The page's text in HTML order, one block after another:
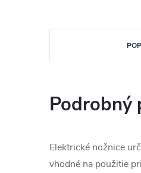
Podrobný
Elektrické nožnice
vhodné na použitie